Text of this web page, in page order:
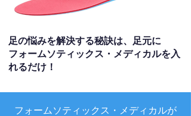
足の悩みを解決する秘訣は、足元に
フォームソティックス・メディカルを入
れるだけ！
フォームソティックス・メディカルが